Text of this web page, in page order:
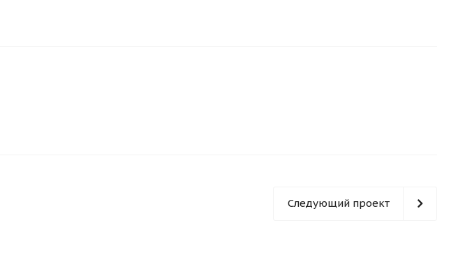
Следующий проект